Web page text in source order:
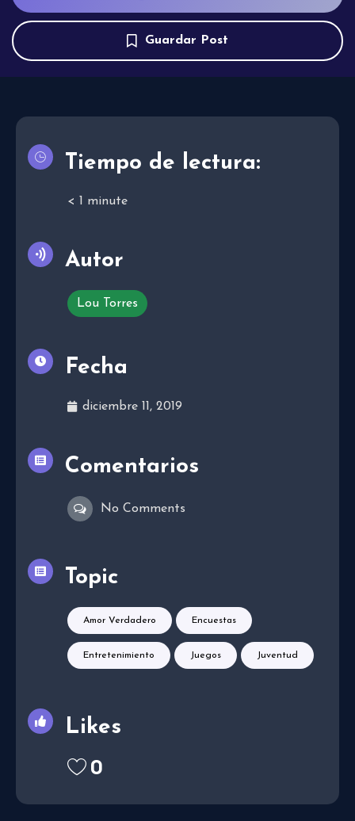
Guardar Post
Tiempo de lectura:
< 1 minute
Autor
Lou Torres
Fecha
diciembre 11, 2019
Comentarios
No Comments
Topic
Amor Verdadero Encuestas
Entretenimiento Juegos Juventud
Likes
0